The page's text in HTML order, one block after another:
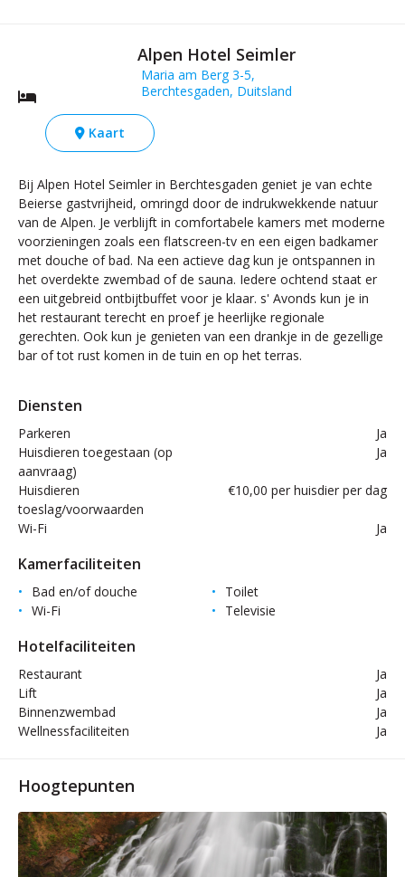
Alpen Hotel Seimler
Maria am Berg 3-5,
Berchtesgaden, Duitsland
Kaart
Bij Alpen Hotel Seimler in Berchtesgaden geniet je van echte
Beierse gastvrijheid, omringd door de indrukwekkende natuur
van de Alpen. Je verblijft in comfortabele kamers met moderne
voorzieningen zoals een flatscreen-tv en een eigen badkamer
met douche of bad. Na een actieve dag kun je ontspannen in
het overdekte zwembad of de sauna. Iedere ochtend staat er
een uitgebreid ontbijtbuffet voor je klaar. s' Avonds kun je in
het restaurant terecht en proef je heerlijke regionale
gerechten. Ook kun je genieten van een drankje in de gezellige
bar of tot rust komen in de tuin en op het terras.
Diensten
Parkeren
Ja
Huisdieren toegestaan (op
aanvraag)
Ja
Huisdieren
toeslag/voorwaarden
€10,00 per huisdier per dag
Wi-Fi Ja
Kamerfaciliteiten
Bad en/of douche
Toilet
Wi-Fi
Televisie
Hotelfaciliteiten
Restaurant
Ja
Lift
Ja
Binnenzwembad
Ja
Wellnessfaciliteiten
Ja
Hoogtepunten